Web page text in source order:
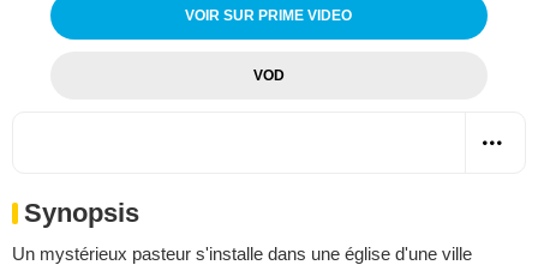
VOIR SUR PRIME VIDEO
VOD
Synopsis
Un mystérieux pasteur s'installe dans une église d'une ville